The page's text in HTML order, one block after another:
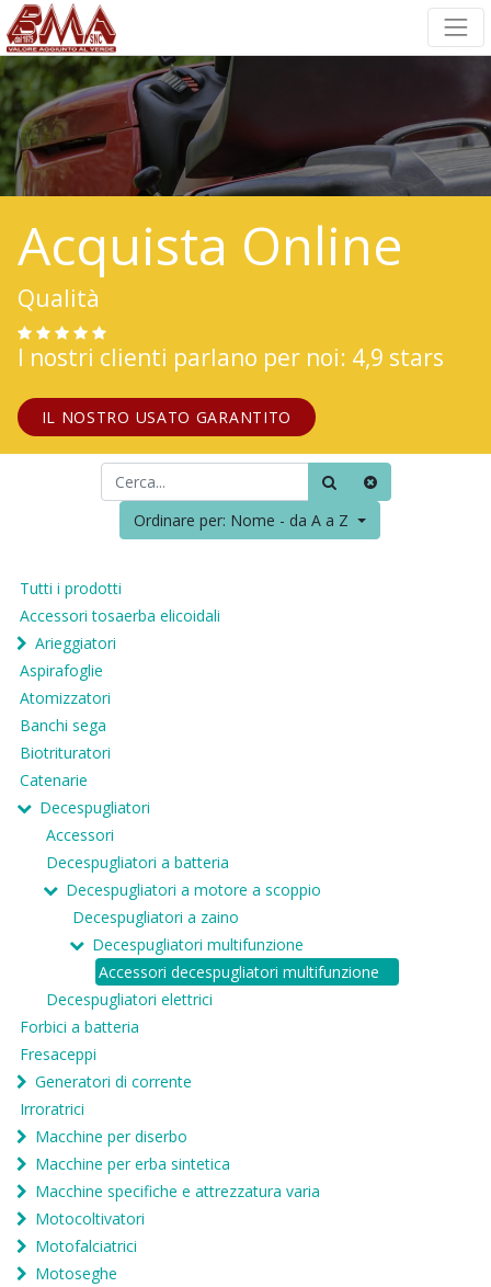
Acquista Online
Qualità
I nostri clienti parlano per noi: 4,9 stars
IL NOSTRO USATO GARANTITO
Ordinare per: Nome - da A a Z
Tutti i prodotti
Accessori tosaerba elicoidali
Arieggiatori
Aspirafoglie
Atomizzatori
Banchi sega
Biotrituratori
Catenarie
Decespugliatori
Accessori
Decespugliatori a batteria
Decespugliatori a motore a scoppio
Decespugliatori a zaino
Decespugliatori multifunzione
Accessori decespugliatori multifunzione
Decespugliatori elettrici
Forbici a batteria
Fresaceppi
Generatori di corrente
Irroratrici
Macchine per diserbo
Macchine per erba sintetica
Macchine specifiche e attrezzatura varia
Motocoltivatori
Motofalciatrici
Motoseghe